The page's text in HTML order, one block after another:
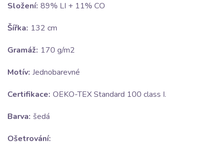
Složení: 89% LI + 11% CO
Šířka: 132 cm
Gramáž: 170 g/m2
Motív: Jednobarevné
Certifikace: OEKO-TEX Standard 100 class I.
Barva: šedá
Ošetrování: